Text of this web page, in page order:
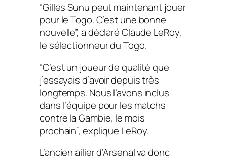
“Gilles Sunu peut maintenant jouer
pour le Togo. C’est une bonne
nouvelle”, a déclaré Claude LeRoy,
le sélectionneur du Togo.
“C’est un joueur de qualité que
j’essayais d’avoir depuis très
longtemps. Nous l’avons inclus
dans l’équipe pour les matchs
contre la Gambie, le mois
prochain”, explique LeRoy.
L’ancien ailier d’Arsenal va donc